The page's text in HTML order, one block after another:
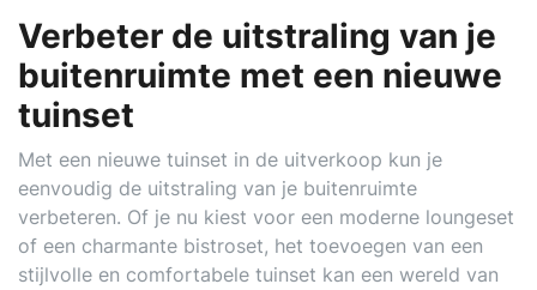
Verbeter de uitstraling van je
buitenruimte met een nieuwe
tuinset
Met een nieuwe tuinset in de uitverkoop kun je
eenvoudig de uitstraling van je buitenruimte
verbeteren. Of je nu kiest voor een moderne loungeset
of een charmante bistroset, het toevoegen van een
stijlvolle en comfortabele tuinset kan een wereld van